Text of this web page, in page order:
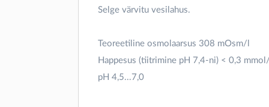
Selge värvitu vesilahus.
Teoreetiline osmolaarsus 308 mOsm/l
Happesus (tiitrimine pH 7,4-ni) < 0,3
pH 4,5...7,0